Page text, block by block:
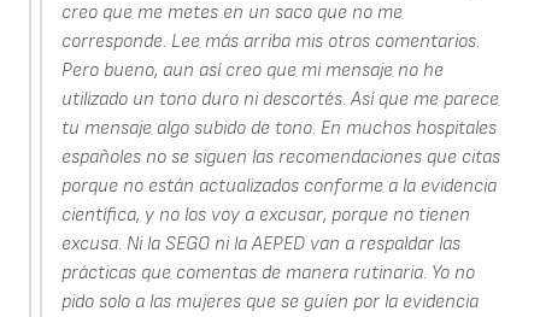
creo que me metes en un saco que no me
corresponde. Lee más arriba mis otros comentarios.
Pero bueno, aun así creo que mi mensaje no he
utilizado un tono duro ni descortés. Así que me parece
tu mensaje algo subido de tono. En muchos hospitales
españoles no se siguen las recomendaciones que citas
porque no están actualizados conforme a la evidencia
científica, y no los voy a excusar, porque no tienen
excusa. Ni la SEGO ni la AEPED van a respaldar las
prácticas que comentas de manera rutinaria. Yo no
pido solo a las mujeres que se guíen por la evidencia